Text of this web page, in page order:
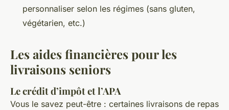
personnaliser selon les régimes (sans gluten,
végétarien, etc.)
Les aides financières pour les
livraisons seniors
Le crédit d’impôt et l’APA
Vous le savez peut-être : certaines livraisons de repas